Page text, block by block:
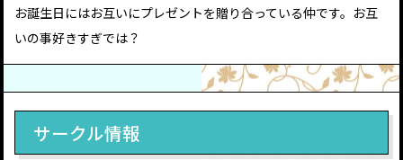
お誕生日にはお互いにプレゼントを贈り合っている仲です。お互
いの事好きすぎでは？
サークル情報